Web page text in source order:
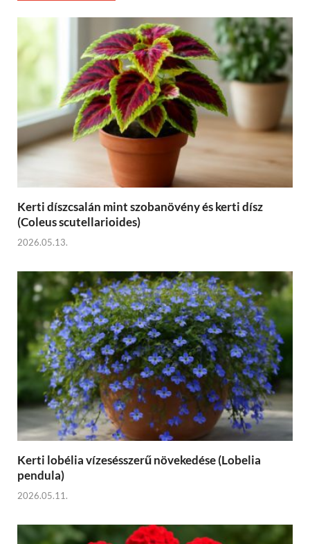
Kerti díszcsalán mint szobanövény és kerti dísz
(Coleus scutellarioides)
2026.05.13.
Kerti lobélia vízesésszerű növekedése (Lobelia
pendula)
2026.05.11.